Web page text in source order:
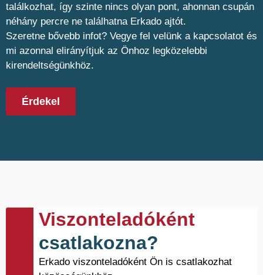
találkozhat, így szinte nincs olyan pont, ahonnan csupán
néhány percre ne találhatna Erkado ajtót.
Szeretne bővebb infot? Vegye fel velünk a kapcsolatot és
mi azonnal elirányítjuk az Önhoz legközelebbi
kirendeltségünkhöz.
Érdekel
Viszonteladóként
csatlakozna?
Erkado viszonteladóként Ön is csatlakozhat